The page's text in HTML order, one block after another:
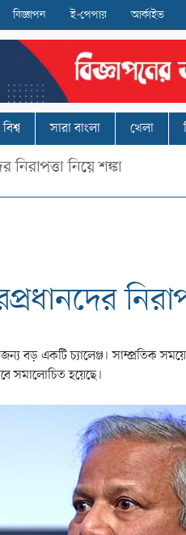
বিজ্ঞাপন ই-পেপার আর্কাইভ
সারা বাংলা খেলা
নিয়ে শঙ্কা
বড় একটি চ্যালেঞ্জ। সাম্প্রতিক সময়ে
সমালোচিত হয়েছে।